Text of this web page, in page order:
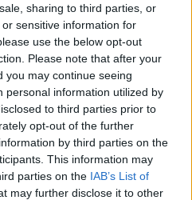
sharing to third parties, or
sensitive information for
use the below opt-out
Please note that after your
you may continue seeing
personal information utilized by
to third parties prior to
opt-out of the further
by third parties on the
This information may
parties on the IAB’s List of
may further disclose it to other
zakończone Worldsy,
G2 Esports, odpadła
raz jeszcze przypomniał, że
formacji była słaba
mocno odbiegała od stylu
Mimo teoretycznego
roku (w 2019 G2
wielkim finale) Jankos był
mistrzostw. –Szkoda,
Worldsów grając